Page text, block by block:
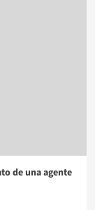
de una agente